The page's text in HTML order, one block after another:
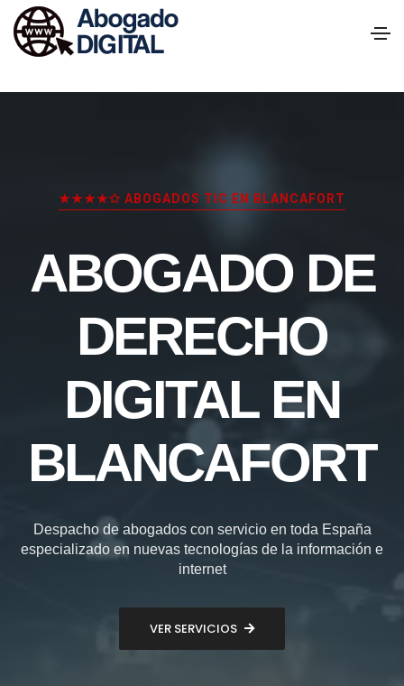
★★★★✩ ABOGADOS TIC EN BLANCAFORT
ABOGADO DE
DERECHO
DIGITAL EN
BLANCAFORT
Despacho de abogados con servicio en toda España
especializado en nuevas tecnologías de la información e
internet
VER SERVICIOS